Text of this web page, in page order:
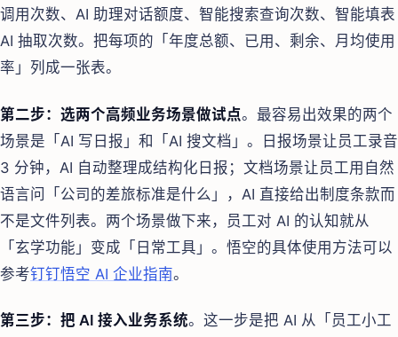
调用次数、AI 助理对话额度、智能搜索查询次数、智能填表
AI 抽取次数。把每项的「年度总额、已用、剩余、月均使用
率」列成一张表。
第二步：选两个高频业务场景做试点。最容易出效果的两个
场景是「AI 写日报」和「AI 搜文档」。日报场景让员工录音
3 分钟，AI 自动整理成结构化日报；文档场景让员工用自然
语言问「公司的差旅标准是什么」，AI 直接给出制度条款而
不是文件列表。两个场景做下来，员工对 AI 的认知就从
「玄学功能」变成「日常工具」。悟空的具体使用方法可以
参考钉钉悟空 AI 企业指南。
第三步：把 AI 接入业务系统。这一步是把 AI 从「员工小工